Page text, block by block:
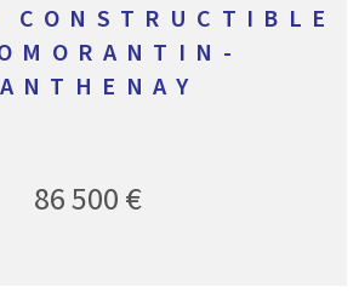
CONSTRUCTIBLE
86 500 €